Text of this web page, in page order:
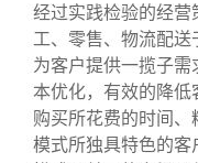
经过实践检验的经营
工、零售、物流配
为客户提供一揽子
本优化，有效的降低
购买所花费的时间
模式所独具特色的客